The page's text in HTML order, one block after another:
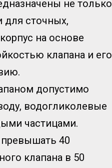
не только
для сточных,
на основе
клапана и его
допустимо
водогликолевые
частицами.
40
клапана в 50